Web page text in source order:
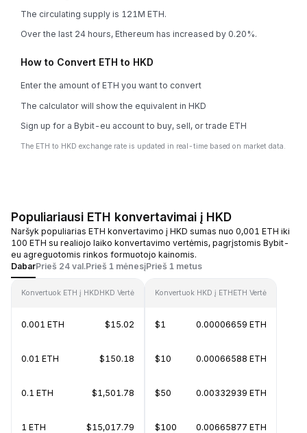
The circulating supply is 121M ETH.
Over the last 24 hours, Ethereum has increased by 0.20%.
How to Convert ETH to HKD
Enter the amount of ETH you want to convert
The calculator will show the equivalent in HKD
Sign up for a Bybit-eu account to buy, sell, or trade ETH
The ETH to HKD exchange rate is updated in real-time based on market data.
Populiariausi ETH konvertavimai į HKD
Naršyk populiarias ETH konvertavimo į HKD sumas nuo 0,001 ETH iki
100 ETH su realiojo laiko konvertavimo vertėmis, pagrįstomis Bybit-
eu agreguotomis rinkos formuotojo kainomis.
DabarPrieš 24 val.Prieš 1 mėnesįPrieš 1 metus
Konvertuok ETH į HKDHKD Vertė
0.001 ETH $15.02
0.01 ETH $150.18
0.1 ETH $1,501.78
1 ETH $15,017.79
Konvertuok HKD į ETHETH Vertė
$1 0.00006659 ETH
$10 0.00066588 ETH
$50 0.00332939 ETH
$100 0.00665877 ETH